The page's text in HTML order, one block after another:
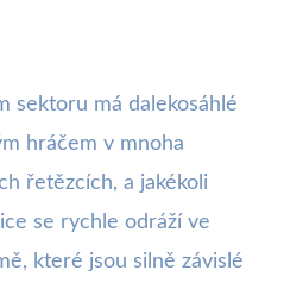
sektoru má dalekosáhlé
hráčem v mnoha
řetězcích, a jakékoli
se rychle odráží ve
které jsou silně závislé